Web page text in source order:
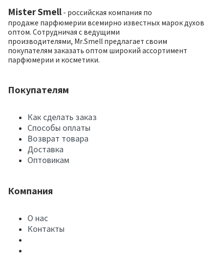
Mister Smell - российская компания по
продаже парфюмерии всемирно известных марок духов
оптом. Сотрудничая с ведущими
производителями, Mr.Smell предлагает своим
покупателям заказать оптом широкий ассортимент
парфюмерии и косметики.
Покупателям
Как сделать заказ
Способы оплаты
Возврат товара
Доставка
Оптовикам
Компания
О нас
Контакты